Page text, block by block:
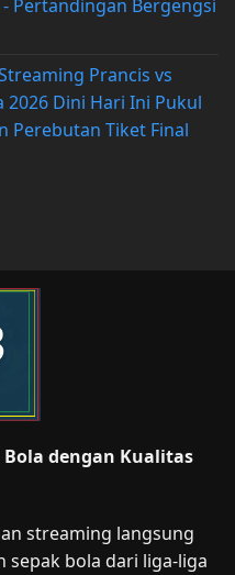
Pertandingan Bergengsi
Prancis vs
2026 Dini Hari Ini Pukul
Perebutan Tiket Final
Bola dengan Kualitas
streaming langsung
bola dari liga-liga